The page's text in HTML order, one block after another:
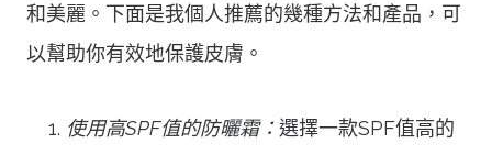
和美麗。下面是我個人推薦的幾種方法和產品，可
以幫助你有效地保護皮膚。
使用高SPF值的防曬霜： 選擇一款SPF值高的